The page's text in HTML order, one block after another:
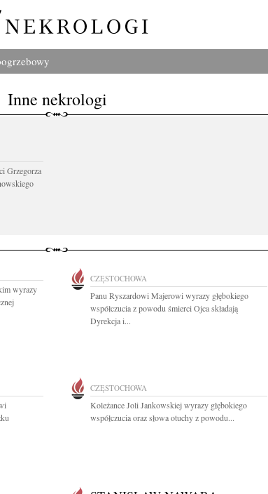
Inne nekrologi
Grzegorza
wyrazy
CZĘSTOCHOWA
Panu Ryszardowi Majerowi wyrazy głębokiego
współczucia z powodu śmierci Ojca składają
Dyrekcja i...
CZĘSTOCHOWA
Koleżance Joli Jankowskiej wyrazy głębokiego
współczucia oraz słowa otuchy z powodu...